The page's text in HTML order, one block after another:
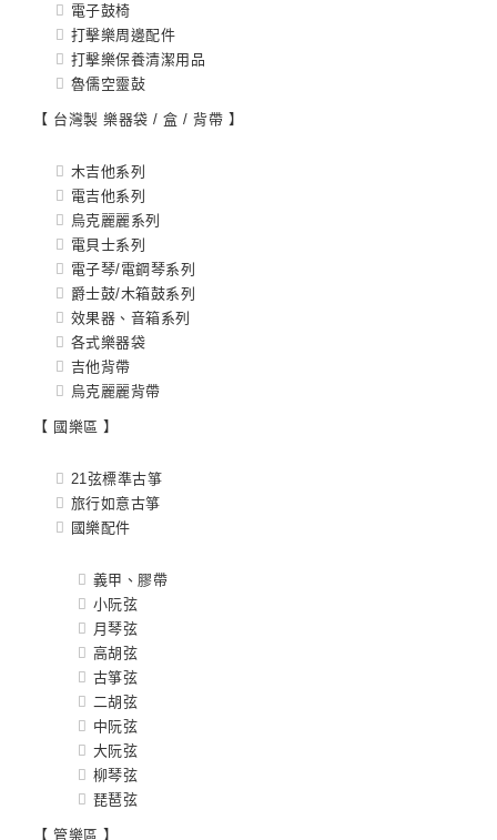
電子鼓椅
打擊樂周邊配件
打擊樂保養清潔用品
魯儒空靈鼔
【 台灣製 樂器袋 / 盒 / 背帶 】
木吉他系列
電吉他系列
烏克麗麗系列
電貝士系列
電子琴/電鋼琴系列
爵士鼓/木箱鼓系列
效果器、音箱系列
各式樂器袋
吉他背帶
烏克麗麗背帶
【 國樂區 】
21弦標準古箏
旅行如意古箏
國樂配件
義甲、膠帶
小阮弦
月琴弦
高胡弦
古箏弦
二胡弦
中阮弦
大阮弦
柳琴弦
琵琶弦
【 管樂區 】